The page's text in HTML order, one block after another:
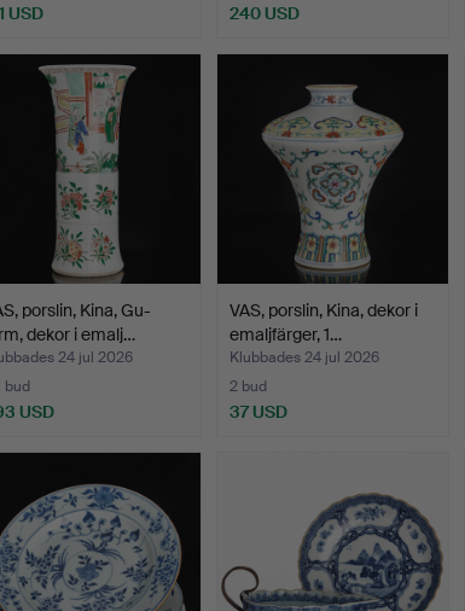
USD 240 USD
porslin, Kina, Gu-
dekor i emalj…
24 jul 2026
bud
USD
VAS, porslin, Kina, dekor i
emaljfärger, 1…
Klubbades 24 jul 2026
2 bud
37 USD